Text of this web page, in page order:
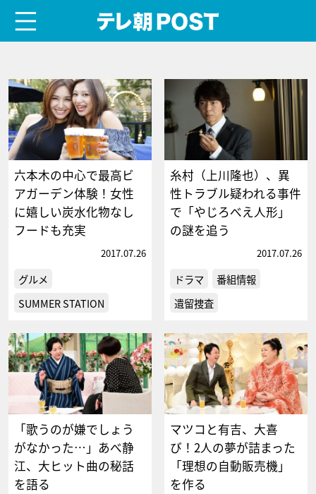
六本木の中心で最高ビ
アガーデン体験！女性
に嬉しい炭水化物なし
フードも充実
2017.07.26
グルメ
SUMMER STATION
糸村（上川隆也）、異
性トラブル疑われる事件
で「やじろべえ人形」
の謎を追う
2017.07.26
ドラマ
番組情報
遺留捜査
「歌うのが嫌でしょう
がなかった…」あべ静
江、大ヒット曲の秘話
を語る
マツコと有吉、大喜
び！2人の夢が詰まった
「理想の自動販売機」
を作る